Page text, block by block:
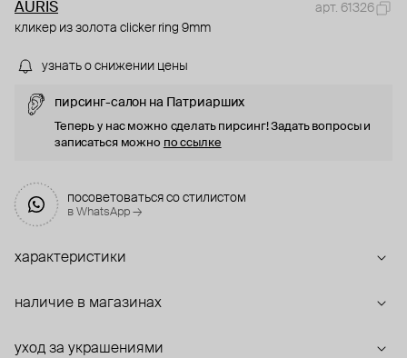
AURIS
арт. 61326
кликер из золота clicker ring 9mm
узнать о снижении цены
пирсинг-салон на Патриарших
Теперь у нас можно сделать пирсинг! Задать вопросы и
записаться можно по ссылке
посоветоваться со стилистом
в WhatsApp →
характеристики
наличие в магазинах
уход за украшениями